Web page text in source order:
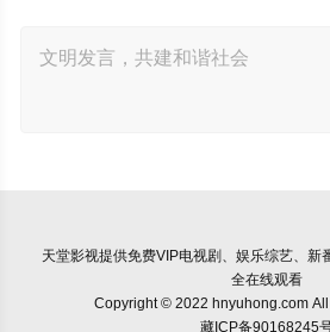
天堂影视提供免费VIP电视剧、娱乐综艺、新
全在线观看
Copyright © 2022 hnyuhong.com
藏ICP备90168245